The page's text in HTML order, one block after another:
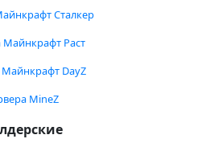
Сталкер
Майнкрафт Раст
DayZ
MineZ